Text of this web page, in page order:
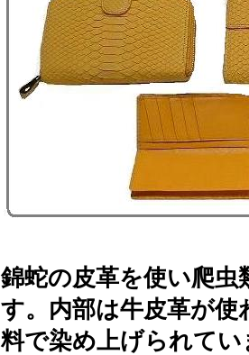
錦蛇の皮革を使い爬
す。内部は牛皮革が
料で染め上げられて